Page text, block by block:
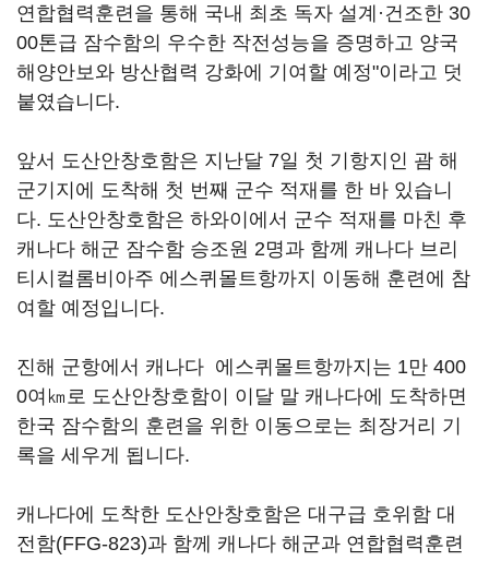
연합협력훈련을 통해 국내 최초 독자 설계·건조한 30
00톤급 잠수함의 우수한 작전성능을 증명하고 양국
해양안보와 방산협력 강화에 기여할 예정"이라고 덧
붙였습니다.
앞서 도산안창호함은 지난달 7일 첫 기항지인 괌 해
군기지에 도착해 첫 번째 군수 적재를 한 바 있습니
다. 도산안창호함은 하와이에서 군수 적재를 마친 후
캐나다 해군 잠수함 승조원 2명과 함께 캐나다 브리
티시컬롬비아주 에스퀴몰트항까지 이동해 훈련에 참
여할 예정입니다.
진해 군항에서 캐나다 에스퀴몰트항까지는 1만 400
0여㎞로 도산안창호함이 이달 말 캐나다에 도착하면
한국 잠수함의 훈련을 위한 이동으로는 최장거리 기
록을 세우게 됩니다.
캐나다에 도착한 도산안창호함은 대구급 호위함 대
전함(FFG-823)과 함께 캐나다 해군과 연합협력훈련